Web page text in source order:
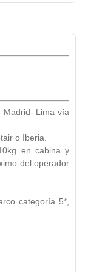
Madrid- Lima vía
o Iberia.
en cabina y
del operador
categoría 5*,